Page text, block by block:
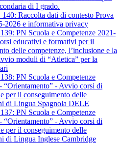
di I grado.
Raccolta dati di contesto Prova
2026 e informativa privacy
PN Scuola e Competenze 2021-
educativi e formativi per il
delle competenze, l’inclusione e la
moduli di “Atletica” per la
PN Scuola e Competenze
“Orientamento” - Avvio corsi di
per il conseguimento delle
di Lingua Spagnola DELE
PN Scuola e Competenze
“Orientamento” - Avvio corsi di
per il conseguimento delle
di Lingua Inglese Cambridge